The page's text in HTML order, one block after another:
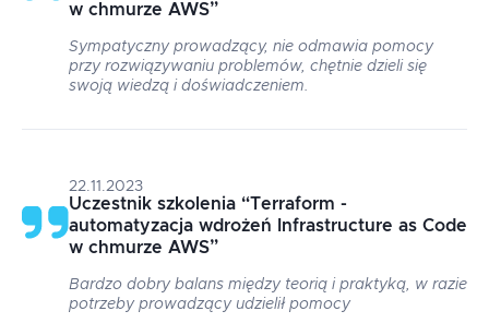
w chmurze AWS”
Sympatyczny prowadzący, nie odmawia pomocy
przy rozwiązywaniu problemów, chętnie dzieli się
swoją wiedzą i doświadczeniem.
22.11.2023
Uczestnik szkolenia “Terraform -
automatyzacja wdrożeń Infrastructure as Code
w chmurze AWS”
Bardzo dobry balans między teorią i praktyką, w razie
potrzeby prowadzący udzielił pomocy